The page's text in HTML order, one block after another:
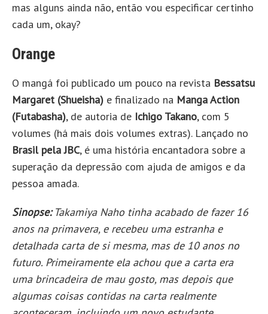
mas alguns ainda não, então vou especificar certinho
cada um, okay?
Orange
O mangá foi publicado um pouco na revista Bessatsu
Margaret (Shueisha) e finalizado na Manga Action
(Futabasha), de autoria de Ichigo Takano, com 5
volumes (há mais dois volumes extras). Lançado no
Brasil pela JBC, é uma história encantadora sobre a
superação da depressão com ajuda de amigos e da
pessoa amada.
Sinopse:Takamiya Naho tinha acabado de fazer 16
anos na primavera, e recebeu uma estranha e
detalhada carta de si mesma, mas de 10 anos no
futuro. Primeiramente ela achou que a carta era
uma brincadeira de mau gosto, mas depois que
algumas coisas contidas na carta realmente